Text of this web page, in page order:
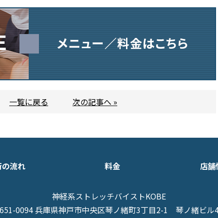
一覧に戻る 次の記事へ »
流れ 料金 店舗
神経系ストレッチバイストKOBE
0094 兵庫県神戸市中央区琴ノ緒町3丁目2-1 琴ノ緒ビル